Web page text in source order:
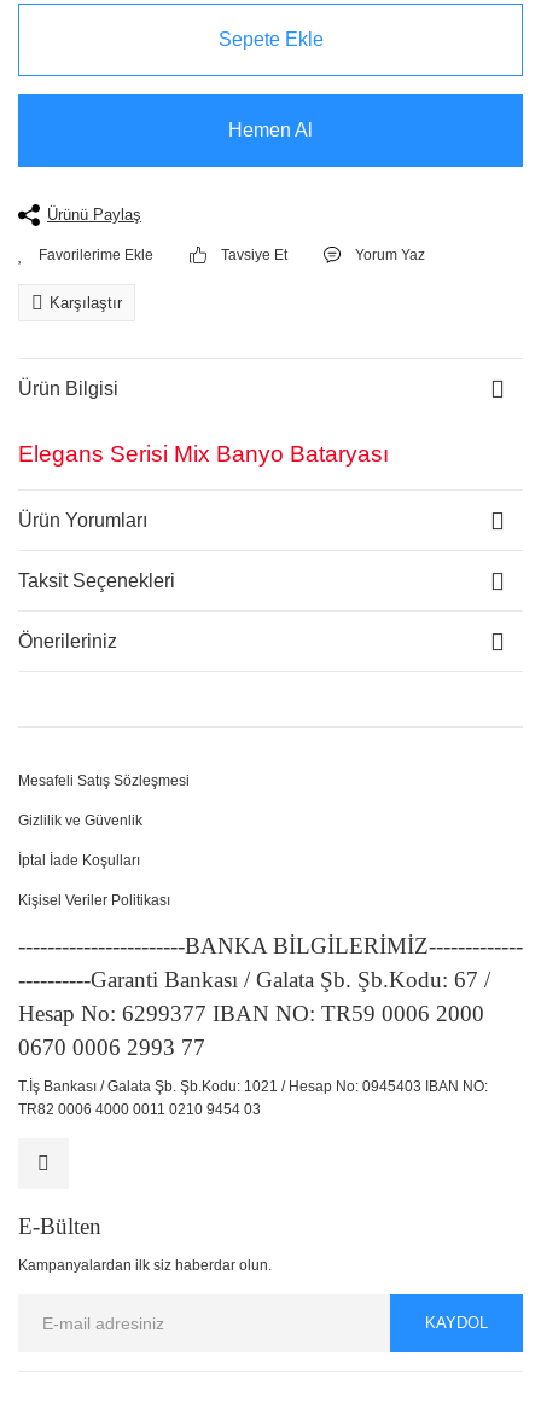
Sepete Ekle
Hemen Al
Ürünü Paylaş
Tavsiye Et Yorum Yaz
Karşılaştır
Ürün Bilgisi
Elegans Serisi Mix Banyo Bataryası
Ürün Yorumları
Taksit Seçenekleri
Önerileriniz
Mesafeli Satış Sözleşmesi
Gizlilik ve Güvenlik
İptal İade Koşulları
Kişisel Veriler Politikası
-----------------------BANKA BİLGİLERİMİZ-------------
----------Garanti Bankası / Galata Şb. Şb.Kodu: 67 /
Hesap No: 6299377 IBAN NO: TR59 0006 2000
0670 0006 2993 77
T.İş Bankası / Galata Şb. Şb.Kodu: 1021 / Hesap No: 0945403 IBAN NO:
TR82 0006 4000 0011 0210 9454 03
E-Bülten
Kampanyalardan ilk siz haberdar olun.
KAYDOL